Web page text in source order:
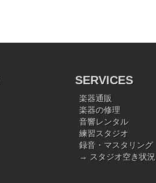
SERVICES
楽器通販
楽器の修理
音響レンタル
練習スタジオ
録音・マスタリング
→ スタジオ空き状況